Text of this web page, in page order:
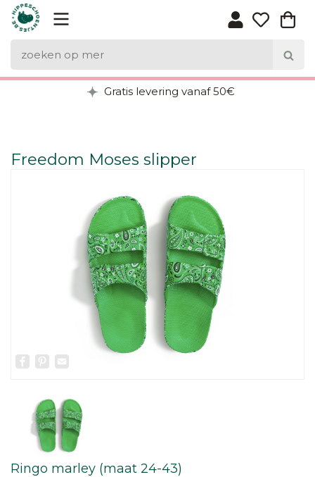
Gratis levering vanaf 50€
Freedom Moses slipper
Facebook
Pinterest
Ringo marley (maat 24-43)